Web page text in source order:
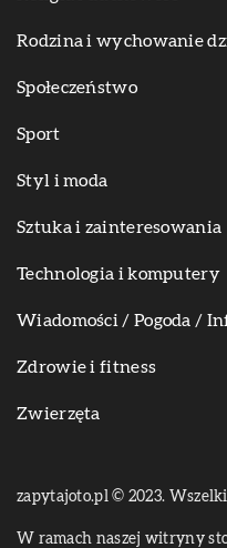
Rodzina i wychowanie
Społeczeństwo
Sport
Styl i moda
Sztuka i zainteresowania
Technologia i komputery
Wiadomości / Pogoda /
Zdrowie i fitness
Zwierzęta
zapytajoto.pl © 2023.
W ramach naszej witryny